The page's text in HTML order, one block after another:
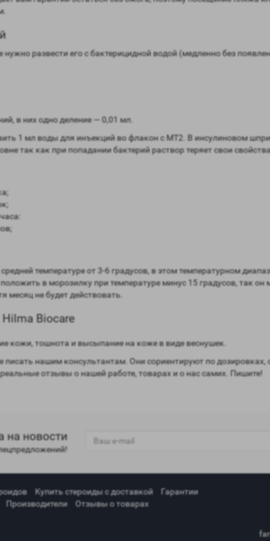
развести его с бактерицидной водой (медленно без
в них одно деление — 0,01 мл.
1 мл воды для инъекций во флакон с MT2. В инсулиновом
так как при попадании бактерий раствор теряет свои
температуре от 3-6 градусов, в этом температурном
в морозилку при температуре минус 15 градусов, так
месяц не будет действовать.
Biocare
кожи, тошнота и высыпание на коже в виде веснушек.
нашим консультантам. Они сориентируют по дозировках,
отзывы о нашей работе, товарах и о нас самих. Пишите!
на новости
Купить стероиды с доставкой
Гарантии
Производители
Отзывы о товарах